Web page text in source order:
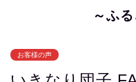
～ふ
お客様の声